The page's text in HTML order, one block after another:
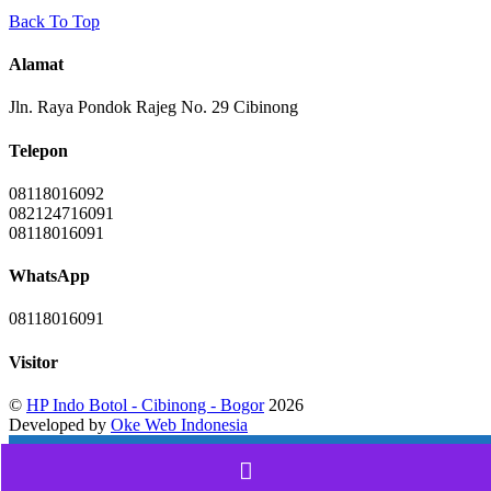
Back To Top
Alamat
Jln. Raya Pondok Rajeg No. 29 Cibinong
Telepon
08118016092
082124716091
08118016091
WhatsApp
08118016091
Visitor
© HP Indo Botol - Cibinong - Bogor2026
Developed by Oke Web Indonesia